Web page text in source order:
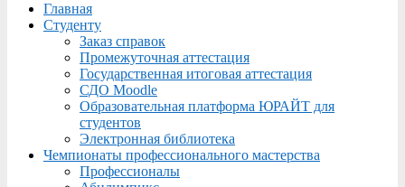
Menu
Главная
Студенту
Заказ справок
Промежуточная аттестация
Государственная итоговая аттестация
СДО Moodle
Образовательная платформа ЮРАЙТ для
студентов
Электронная библиотека
Чемпионаты профессионального мастерства
Профессионалы